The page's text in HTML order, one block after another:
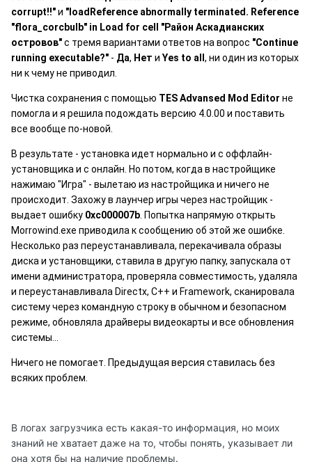
corrupt!!"и "loadReference abnormally terminated. Reference
"flora_corcbulb" in Load for cell "Район Аскадианских
островов"с тремя вариантами ответов на вопрос "Continue
running executable?" - Да, Нет и Yes to all , ни один из которых
ни к чему не приводил.
Чистка сохранения с помощью TES Advansed Mod Editor не
помогла и я решила подождать версию 4.0.00 и поставить
все вообще по-новой.
В результате - установка идет нормально и с оффлайн-
установщика и с онлайн. Но потом, когда в настройщике
нажимаю "Игра" - вылетаю из настройщика и ничего не
происходит. Захожу в лаунчер игры через настройщик -
выдает ошибку 0xc000007b. Попытка напрямую открыть
Morrowind.exe приводила к сообщению об этой же ошибке.
Несколько раз переустанавливала, перекачивала образы
диска и установщики, ставила в другую папку, запускала от
имени администратора, проверяла совместимость, удаляла
и переустанавливала Directx, C++ и Framework, сканировала
систему через командную строку в обычном и безопасном
режиме, обновляла драйверы видеокарты и все обновления
системы...
Ничего не помогает. Предыдущая версия ставилась без
всяких проблем.
В логах загрузчика есть какая-то информация, но моих
знаний не хватает даже на то, чтобы понять, указывает ли
она хотя бы на наличие проблемы.